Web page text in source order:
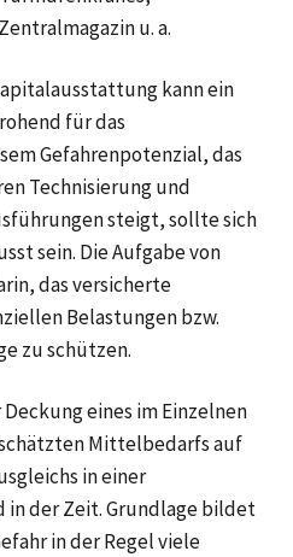
u. a.
kann ein
für das
Gefahrenpotenzial, das
Technisierung und
steigt, sollte sich
sein. Die Aufgabe von
das versicherte
Belastungen bzw.
zu schützen.
eines im Einzelnen
Mittelbedarfs auf
in einer
in der Zeit. Grundlage bildet
in der Regel viele